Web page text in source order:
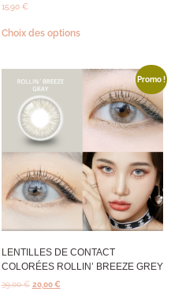
15,90 €
Choix des options
Promo !
LENTILLES DE CONTACT
COLORÉES ROLLIN’ BREEZE GREY
39,00€ 20,00€